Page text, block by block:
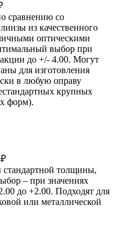
сравнению со
из качественного
оптическими
выбор при
до +/- 4.00. Могут
для изготовления
в любую оправу
крупных
форм).
толщины,
– при значениях
до +2.00. Подходят для
или металлической